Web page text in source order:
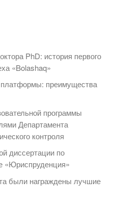
PhD: история первого
«Bolashaq»
преимущества
программы
Департамента
контроля
диссертации по
«Юриспруденция»
были награждены лучшие